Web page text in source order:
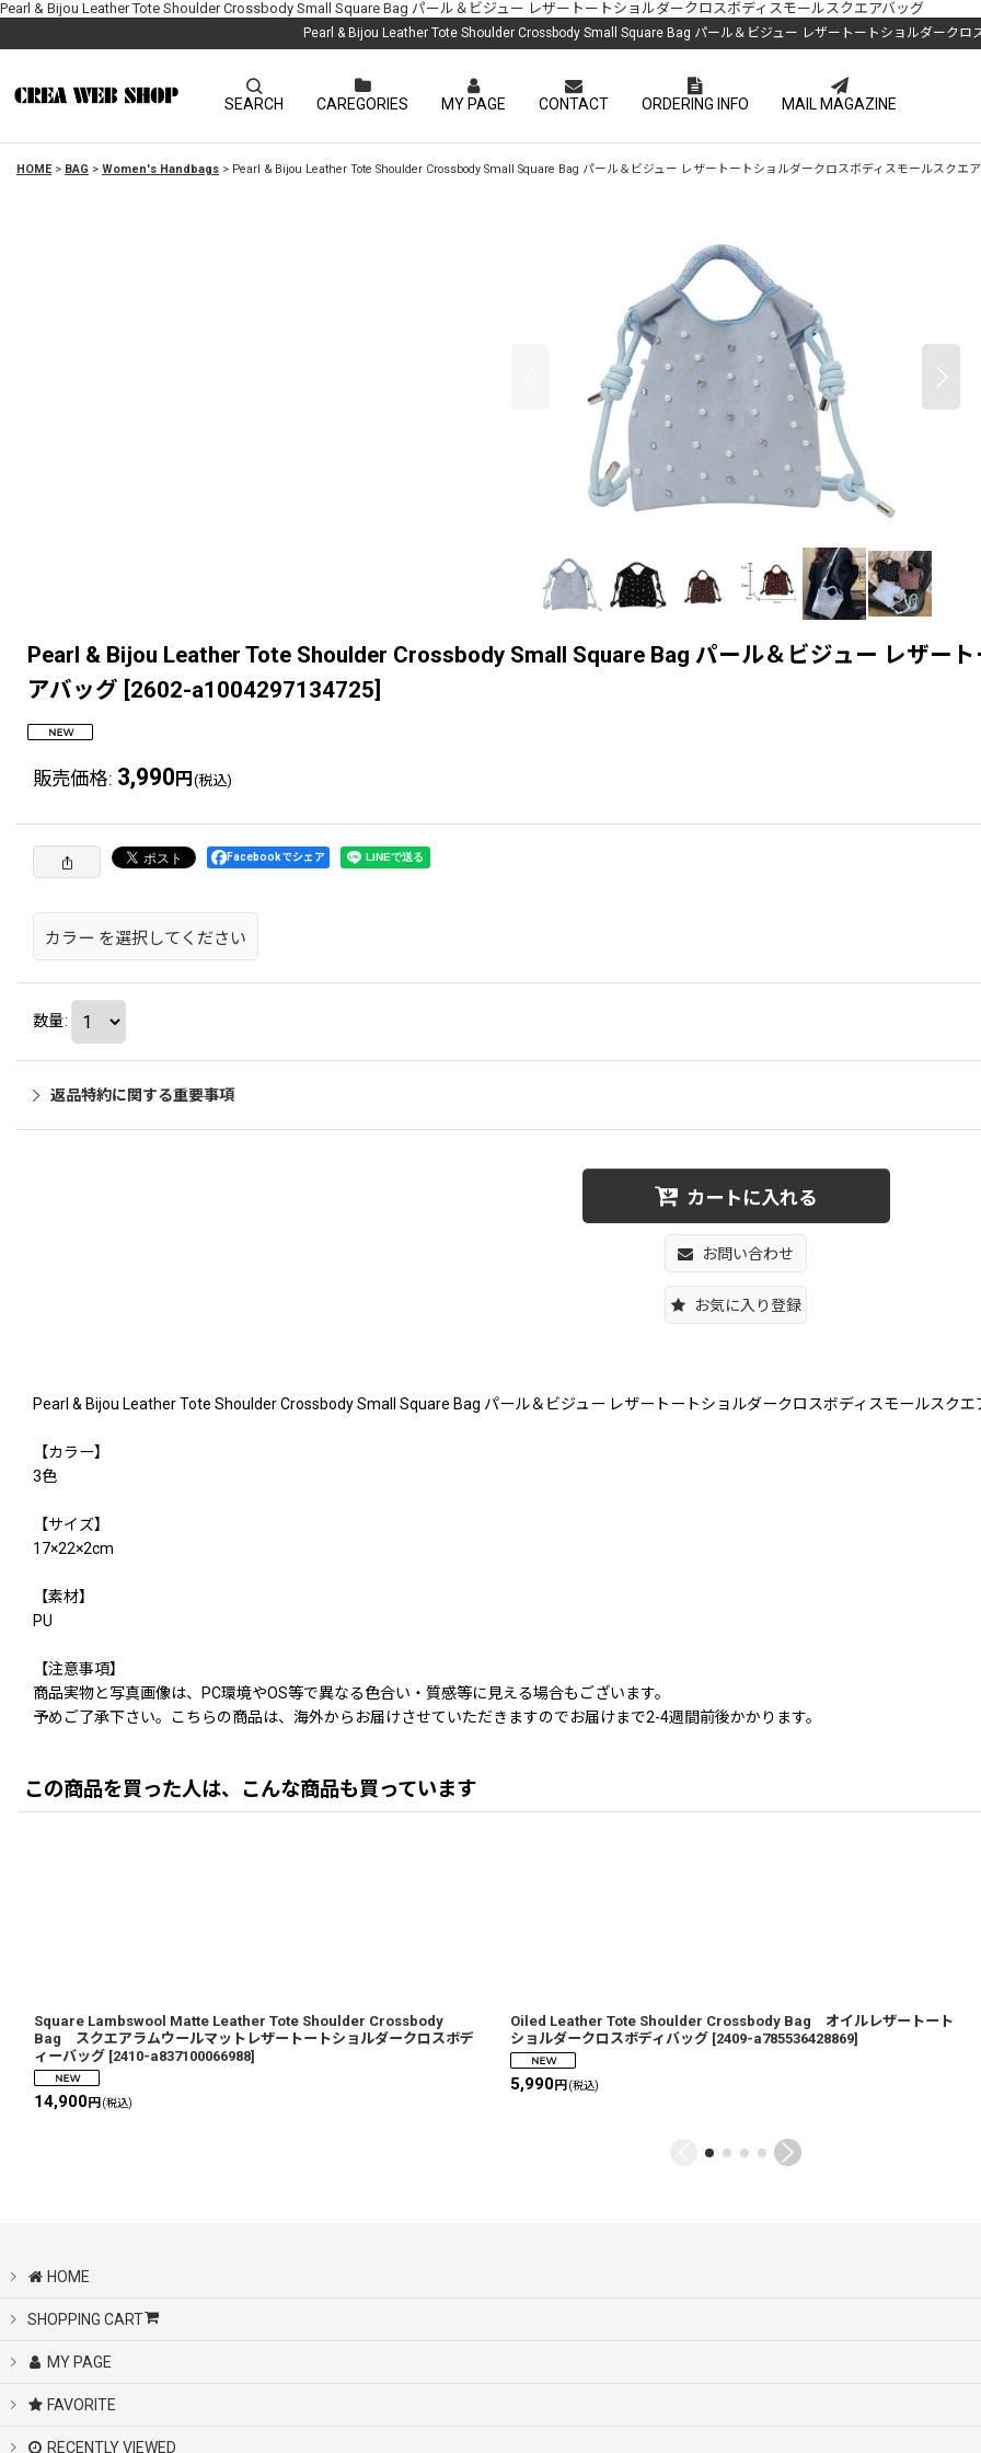
Pearl & Bijou Leather Tote Shoulder Crossbody Small Square Bag パール＆ビジュー レザートートショルダークロスボディスモールスクエアバッグ
Pearl & Bijou Leather Tote Shoulder Crossbody Small Square Bag パール＆ビジュー レザートートショルダークロ
SEARCH CAREGORIES MY PAGE CONTACT ORDERING INFO MAIL MAGAZINE
HOME > BAG > Women's Handbags > Pearl & Bijou Leather Tote Shoulder Crossbody Small Square Bag パール＆ビジュー レザートートショルダークロスボディスモールスクエ
Pearl & Bijou Leather Tote Shoulder Crossbody Small Square Bag パール＆ビジュー レザー
アバッグ 2602-a1004297134725
販売価格: 3,990 円 (税込)
Facebookでシェア
カラー を選択してください
数量:
返品特約に関する重要事項
カートに入れる
お問い合わせ
お気に入り登録
Pearl & Bijou Leather Tote Shoulder Crossbody Small Square Bag パール＆ビジュー レザートートショルダークロスボディスモールスクエ
【カラー】
3色
【サイズ】
17×22×2cm
【素材】
PU
【注意事項】
商品実物と写真画像は、PC環境やOS等で異なる色合い・質感等に見える場合もございます。
予めご了承下さい。こちらの商品は、海外からお届けさせていただきますのでお届けまで2-4週間前後かかります。
この商品を買った人は、こんな商品も買っています
Square Lambswool Matte Leather Tote Shoulder Crossbody
Bag スクエアラムウールマットレザートートショルダークロスボデ
ィーバッグ [2410-a837100066988]
14,900円 (税込)
Oiled Leather Tote Shoulder Crossbody Bag オイルレザートート
ショルダークロスボディバッグ [2409-a785536428869]
5,990円 (税込)
HOME
SHOPPING CART
MY PAGE
FAVORITE
RECENTLY VIEWED